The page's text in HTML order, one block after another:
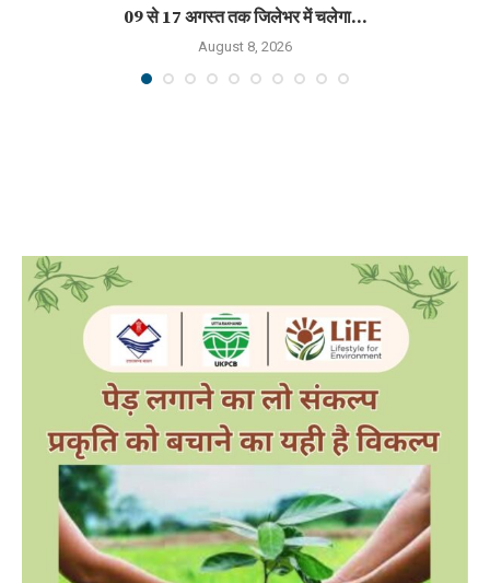
09 से 17 अगस्त तक जिलेभर में चलेगा...
August 8, 2026